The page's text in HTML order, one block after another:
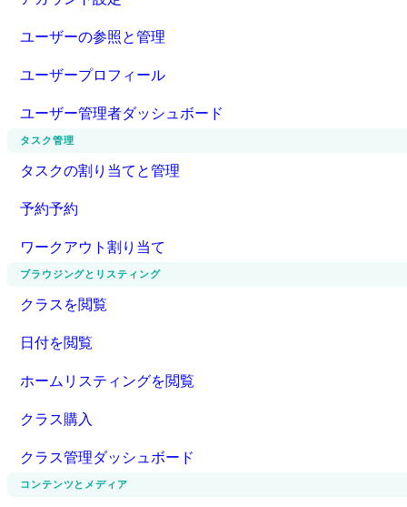
ユーザーの参照と管理
ユーザープロフィール
ユーザー管理者ダッシュボード
タスク管理
タスクの割り当てと管理
予約予約
ワークアウト割り当て
ブラウジングとリスティング
クラスを閲覧
日付を閲覧
ホームリスティングを閲覧
クラス購入
クラス管理ダッシュボード
コンテンツとメディア